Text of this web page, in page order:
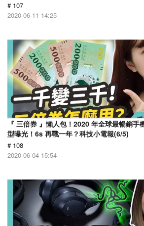
# 107
2020-06-11 14:25
『 三倍券 』懶人包！2020 年全球最暢銷
型曝光！6s 再戰一年？科技小電報(6/5)
# 108
2020-06-04 15:54